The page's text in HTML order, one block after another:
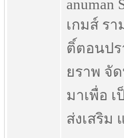
anuman
เกมส์ รา
ติ์ตอนปร
ยราพ จั
มาเพื่อ เ
ส่งเสริม